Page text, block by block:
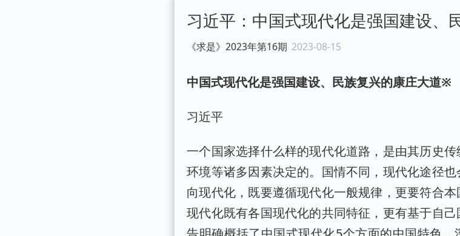
习近平：中国式现代化是强国建设、
《求是》2023年第16期 2023-08-15
中国式现代化是强国建设、民族复兴的康庄大道※
习近平
一个国家选择什么样的现代化道路，是由其历史
环境等诸多因素决定的。国情不同，现代化途径
向现代化，既要遵循现代化一般规律，更要符合
现代化既有各国现代化的共同特征，更有基于自